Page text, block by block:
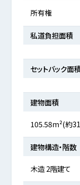
所有権
私道負担面積
セットバック面
建物面積
105.58m²(約
建物構造・階数
木造 2階建て